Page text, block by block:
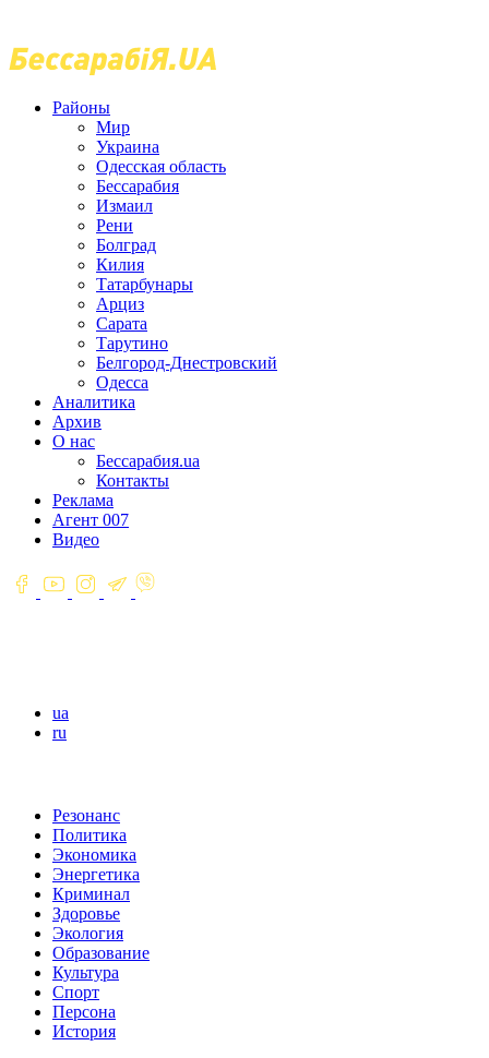
Районы
Мир
Украина
Одесская область
Бессарабия
Измаил
Рени
Болград
Килия
Татарбунары
Арциз
Сарата
Тарутино
Белгород-Днестровский
Одесса
Аналитика
Архив
О нас
Бессарабия.ua
Контакты
Реклама
Агент 007
Видео
ua
ru
Резонанс
Политика
Экономика
Энергетика
Криминал
Здоровье
Экология
Образование
Культура
Спорт
Персона
История